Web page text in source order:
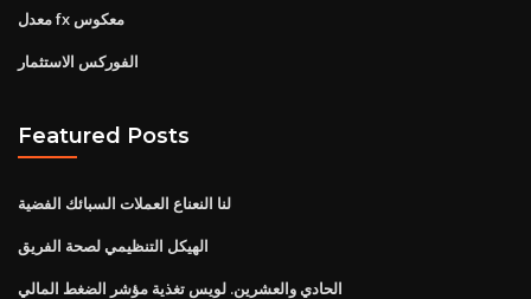
معدل fx معكوس
الفوركس الاستثمار
Featured Posts
لنا النعناع العملات السبائك الفضية
الهيكل التنظيمي لصحة الفريق
الحادي والعشرين. لويس تغذية مؤشر الضغط المالي